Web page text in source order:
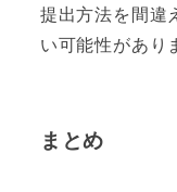
提出方法を間違
い可能性があり
まとめ